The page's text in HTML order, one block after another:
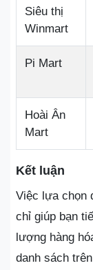
Siêu thị
Winmart
Pi Mart
Hoài Ân
Mart
Kết luận
Việc lựa chọn
chỉ giúp bạn
lượng hàng
danh sách